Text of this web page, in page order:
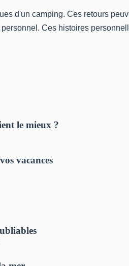
d'un camping. Ces retours
Ces histoires
le mieux ?
vacances